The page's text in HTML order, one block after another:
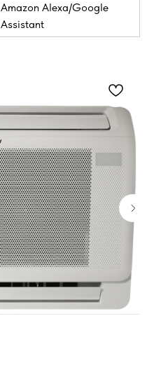
Amazon Alexa/Google
Assistant